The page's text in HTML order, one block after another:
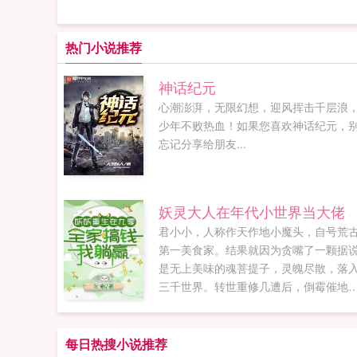
热门小说推荐
神话纪元
心潮澎湃，无限幻想，迎风挥击千层浪
少年不败热血！如果您喜欢神话纪元，
忘记分享给朋友...
妖灵大人在年代小世界当大佬
君小小，人称作天作地小魔头，自号荒
第一美食家。结果就因为贪嘴了一颗据
是无上美味的魂菩提子，灵魄尽散，落
三千世界。转世重修几遭后，倒霉催地
和和美美。再看全家都在努力搞钱，躺
每日热搜小说推荐